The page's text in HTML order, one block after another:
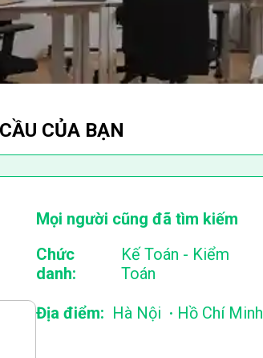
CỦA BẠN
Mọi người cũng đã tìm kiếm
Chức
danh:
Kế Toán - Kiểm
Toán
Địa điểm: Hà Nội . Hồ Chí Minh